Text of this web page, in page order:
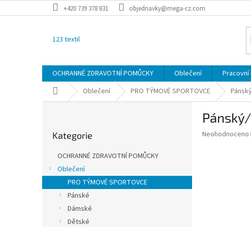
na
+420 739 378 831 objednavky@mega-cz.com
123 textil
OCHRANNÉ ZDRAVOTNÍ POMŮCKY Oblečení
Domů Oblečení PRO TÝMOVÉ SPORTOVCE
n
kategorie
Kategorie
OCHRANNÉ ZDRAVOTNÍ POMŮCKY
Oblečení
PRO TÝMOVÉ SPORTOVCE
Pánské
Dámské
Dětské
Průměrné
Neohodnoceno